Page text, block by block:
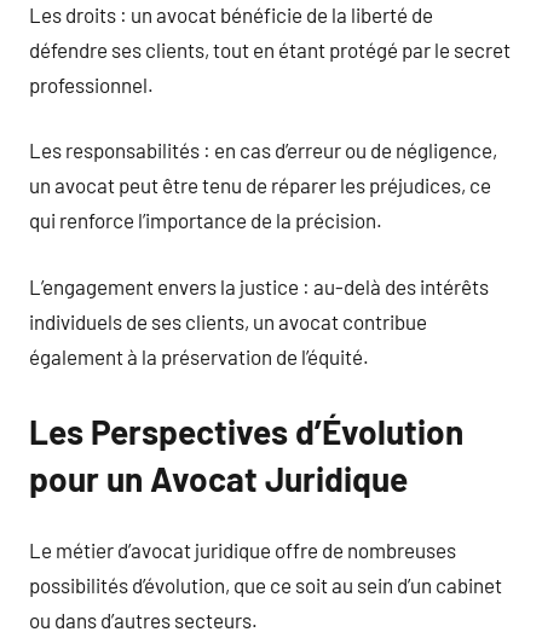
Les droits : un avocat bénéficie de la liberté de
défendre ses clients, tout en étant protégé par le secret
professionnel.
Les responsabilités : en cas d’erreur ou de négligence,
un avocat peut être tenu de réparer les préjudices, ce
qui renforce l’importance de la précision.
L’engagement envers la justice : au-delà des intérêts
individuels de ses clients, un avocat contribue
également à la préservation de l’équité.
Les Perspectives d’Évolution
pour un Avocat Juridique
Le métier d’avocat juridique offre de nombreuses
possibilités d’évolution, que ce soit au sein d’un cabinet
ou dans d’autres secteurs.